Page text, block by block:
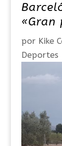
«Gran
por Kike
Deportes